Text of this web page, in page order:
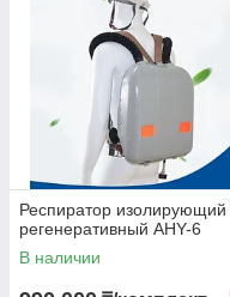
Респиратор изолирующий
регенеративный AHY-6
В наличии